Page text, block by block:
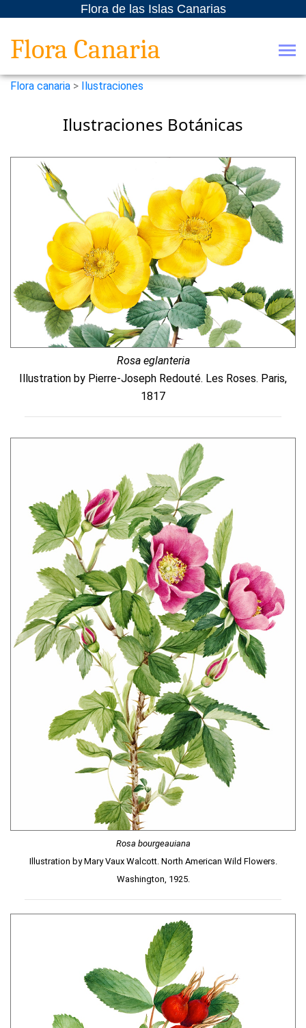
Flora de las Islas Canarias
Flora Canaria
Flora canaria > Ilustraciones
Ilustraciones Botánicas
Rosa eglanteria
Illustration by Pierre-Joseph Redouté. Les Roses. Paris,
1817
Rosa bourgeauiana
Illustration by Mary Vaux Walcott. North American Wild Flowers.
Washington, 1925.